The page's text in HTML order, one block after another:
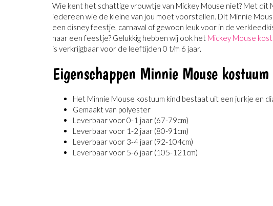
Wie kent het schattige vrouwtje van Mickey Mouse niet? Met dit
iedereen wie de kleine van jou moet voorstellen. Dit Minnie
een disney feestje, carnaval of gewoon leuk voor in de
naar een feestje? Gelukkig hebben wij ook het Mickey Mouse
is verkrijgbaar voor de leeftijden 0 t/m 6 jaar.
Eigenschappen Minnie Mouse
Het Minnie Mouse kostuum kind bestaat uit een jurkje en
Gemaakt van polyester
Leverbaar voor 0-1 jaar (67-79cm)
Leverbaar voor 1-2 jaar (80-91cm)
Leverbaar voor 3-4 jaar (92-104cm)
Leverbaar voor 5-6 jaar (105-121cm)